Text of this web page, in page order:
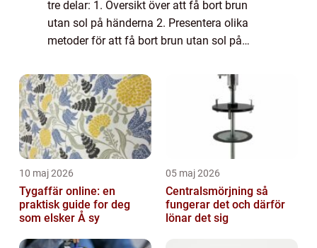
tre delar: 1. Översikt över att få bort brun
utan sol på händerna 2. Presentera olika
metoder för att få bort brun utan sol på
mellan olika metoder samt en historisk ...
10 maj 2026
Tygaffär online: en
praktisk guide for deg
som elsker Å sy
05 maj 2026
Centralsmörjning så
fungerar det och därför
lönar det sig